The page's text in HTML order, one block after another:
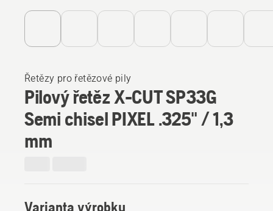
Řetězy pro řetězové pily
Pilový řetěz X-CUT SP33G
Semi chisel PIXEL .325" / 1,3
mm
Varianta výrobku